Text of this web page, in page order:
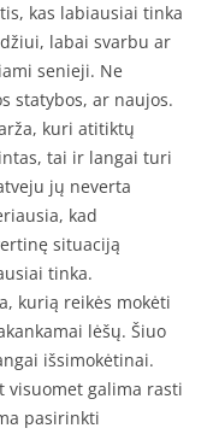
kas labiausiai tinka
labai svarbu ar
senieji. Ne
statybos, ar naujos.
kuri atitiktų
tai ir langai turi
jų neverta
kad
situaciją
tinka.
kurią reikės mokėti
lėšų. Šiuo
išsimokėtinai.
visuomet galima rasti
pasirinkti